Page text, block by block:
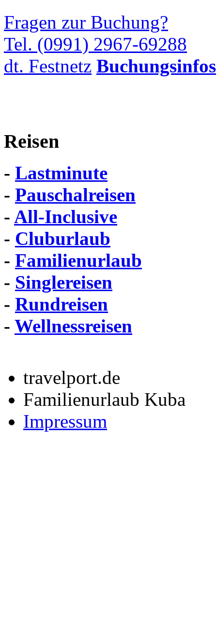
Fragen zur Buchung?
Tel. (0991) 2967-69288
dt. Festnetz Buchungsinfos
Reisen
- Lastminute
- Pauschalreisen
- All-Inclusive
- Cluburlaub
- Familienurlaub
- Singlereisen
- Rundreisen
- Wellnessreisen
travelport.de
Familienurlaub Kuba
Impressum